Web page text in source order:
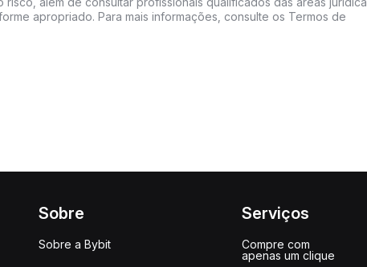
apropriado. Para mais informações, consulte os Termos de
Sobre
Sobre a Bybit
Serviços
Compre com
apenas um clique